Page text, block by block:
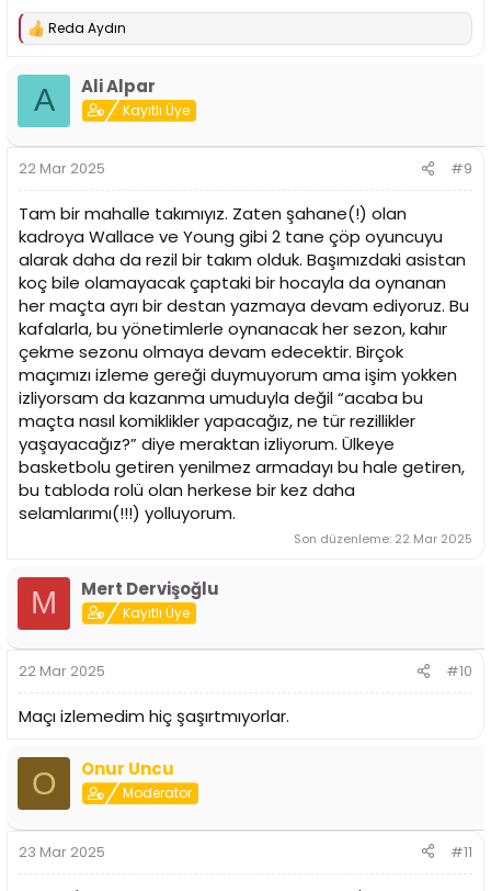
T
:
Reda Aydın
A Ali Alpar
Kayıtlı Üye
22 Mar 2025 #9
Tam bir mahalle takımıyız. Zaten şahane(!) olan
kadroya Wallace ve Young gibi 2 tane çöp oyuncuyu
alarak daha da rezil bir takım olduk. Başımızdaki asistan
koç bile olamayacak çaptaki bir hocayla da oynanan
her maçta ayrı bir destan yazmaya devam ediyoruz. Bu
kafalarla, bu yönetimlerle oynanacak her sezon, kahır
çekme sezonu olmaya devam edecektir. Birçok
maçımızı izleme gereği duymuyorum ama işim yokken
izliyorsam da kazanma umuduyla değil “acaba bu
maçta nasıl komiklikler yapacağız, ne tür rezillikler
yaşayacağız?” diye meraktan izliyorum. Ülkeye
basketbolu getiren yenilmez armadayı bu hale getiren,
bu tabloda rolü olan herkese bir kez daha
selamlarımı(!!!) yolluyorum.
Son düzenleme: 22 Mar 2025
M Mert Dervişoğlu
Kayıtlı Üye
22 Mar 2025 #10
Maçı izlemedim hiç şaşırtmıyorlar.
O Onur Uncu
Moderator
23 Mar 2025 #11